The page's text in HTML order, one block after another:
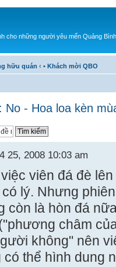
cho những người yêu mến Quảng Bình
hữu quán ‹ • Khách mời QBO
- Hoa loa kèn
25, 2008 10:03 am
viên đá đè
lý. Nhưng
còn là hòn đá
châm
không" nên
thể hình dung